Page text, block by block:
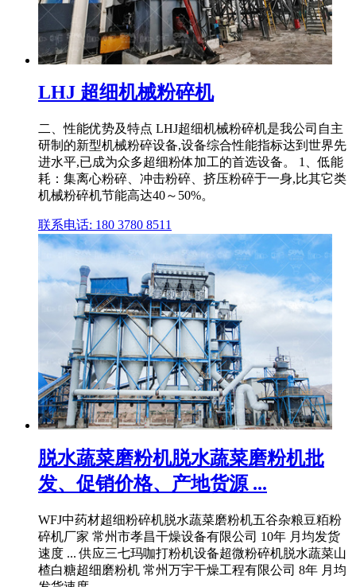
LHJ 超细机械粉碎机
二、性能优势及特点 LHJ超细机械粉碎机是我公司自主
研制的新型机械粉碎设备,设备综合性能指标达到世界先
进水平,已成为众多超细粉体加工的首选设备。 1、低能
耗：集离心粉碎、冲击粉碎、挤压粉碎于一身,比其它类
机械粉碎机节能高达40～50%。
联系电话: 180 3780 8511
脱水蔬菜磨粉机脱水蔬菜磨粉机批
发、促销价格、产地货源 ...
WFJ中药材超细粉碎机脱水蔬菜磨粉机五谷杂粮豆粨粉
碎机厂家 常州市孝昌干燥设备有限公司 10年 月均发货
速度 ... 供应三七玛咖打粉机设备超微粉碎机脱水蔬菜山
楂白糖超细磨粉机 常州万宇干燥工程有限公司 8年 月均